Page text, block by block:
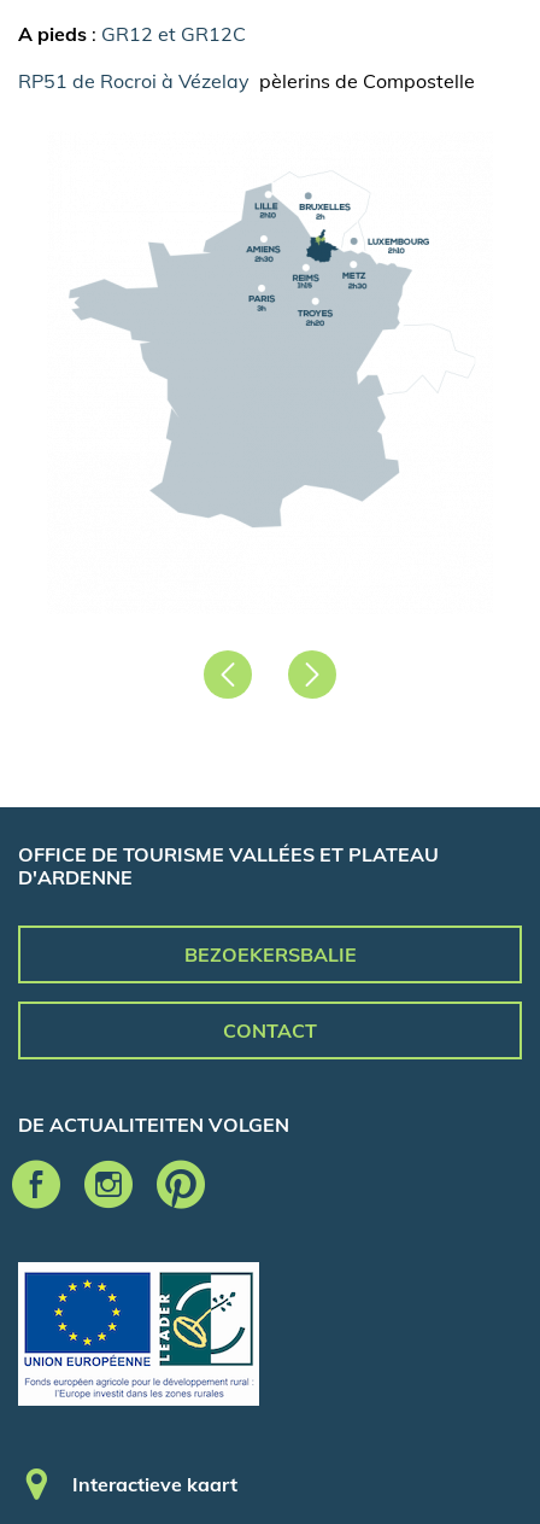
A pieds : GR12 et GR12C
RP51 de Rocroi à Vézelay pèlerins de Compostelle
PrécédentSuivant
OFFICE DE TOURISME VALLÉES ET PLATEAU
D'ARDENNE
BEZOEKERSBALIE
CONTACT
DE ACTUALITEITEN VOLGEN
Pied de page
Interactieve kaart